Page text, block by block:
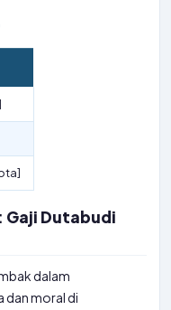
Gaji Dutabudi
dalam
dan moral di